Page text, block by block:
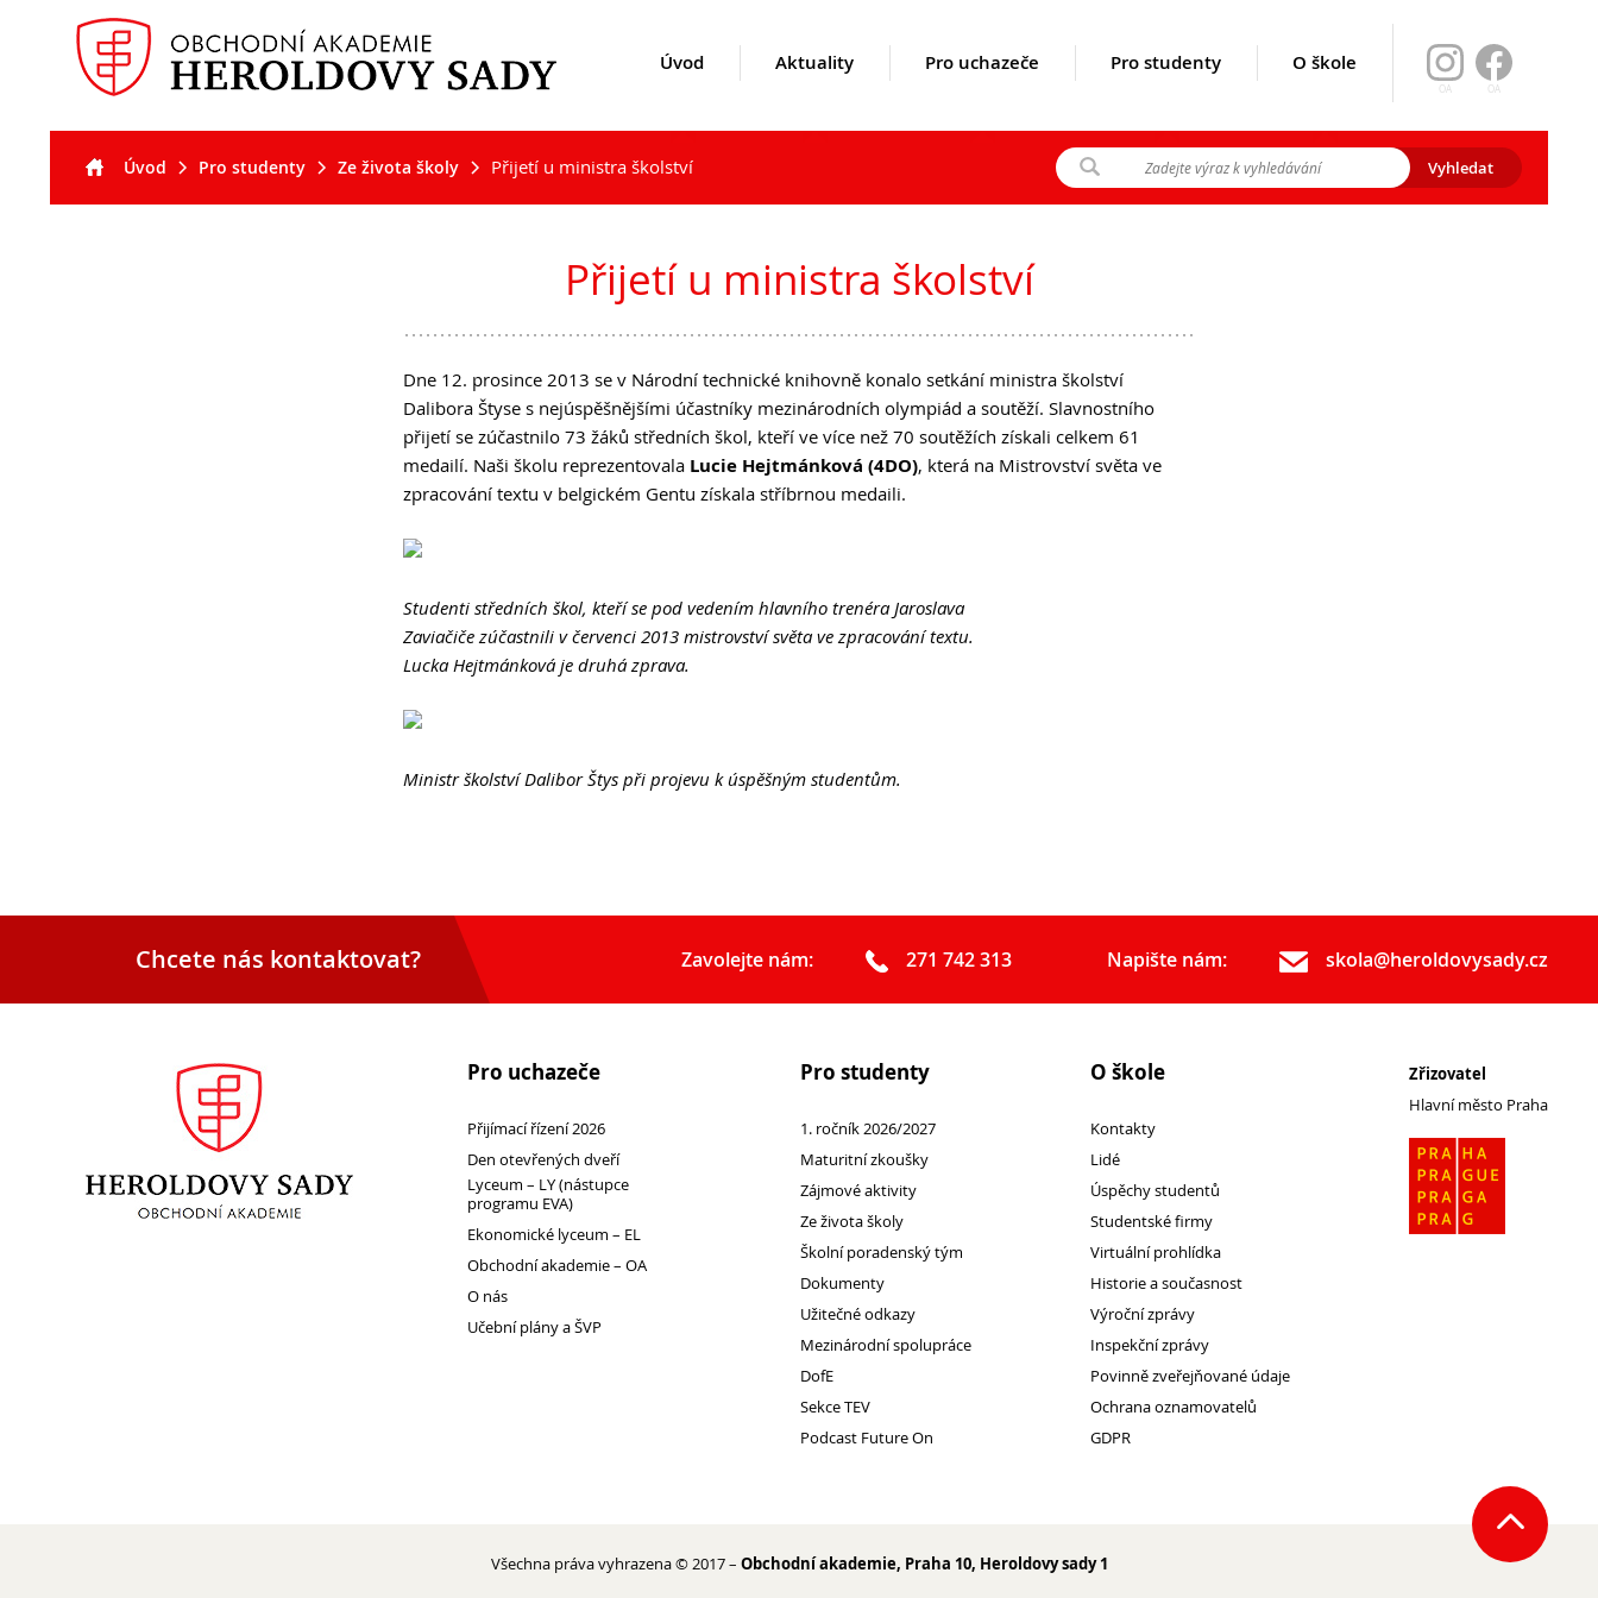
OA
OA
Úvod Aktuality
Aktuality
Opravné zkoušky a doklasifikace srpen
Pro uchazeče
Pro
Přijímací řízení 2026
Lyceum – LY (nástupce programu EVA)
O nás
Učební plány a ŠVP
Pro studenty
Pro
1. ročník 2026/2027
Zájmové aktivity
Dokumenty
Užitečné odkazy
Mezinárodní spolupráce
DofE
O škole
O škole
Kontakty
Úspěchy studentů
Historie a současnost
Výroční zprávy
Inspekční zprávy
Povinně zveřejňované údaje
Úvod Pro studenty Ze života školy Přijetí u ministra školství
Přijetí u ministra školství
Dne 12. prosince 2013 se v Národní technické knihovně konalo setkání ministra školství
Dalibora Štyse s nejúspěšnějšími účastníky mezinárodních olympiád a soutěží. Slavnostního
přijetí se zúčastnilo 73 žáků středních škol, kteří ve více než 70 soutěžích získali celkem 61
medailí. Naši školu reprezentovala Lucie Hejtmánková (4DO), která na Mistrovství světa ve
zpracování textu v belgickém Gentu získala stříbrnou medaili.
Studenti středních škol, kteří se pod vedením hlavního trenéra Jaroslava
Zaviačiče zúčastnili v červenci 2013 mistrovství světa ve zpracování textu.
Lucka Hejtmánková je druhá zprava.
Ministr školství Dalibor Štys při projevu k úspěšným studentům.
Chcete nás kontaktovat? Zavolejte nám: 271 742 313 Napište nám: skola@heroldovysady.cz
Pro uchazeče
Přijímací řízení 2026
Den otevřených dveří
Lyceum – LY (nástupce
programu EVA)
Ekonomické lyceum – EL
Obchodní akademie – OA
O nás
Učební plány a ŠVP
Pro studenty
1. ročník 2026/2027
Maturitní zkoušky
Zájmové aktivity
Ze života školy
Školní poradenský tým
Dokumenty
Užitečné odkazy
Mezinárodní spolupráce
DofE
Sekce TEV
Podcast Future On
O škole
Kontakty
Lidé
Úspěchy studentů
Studentské firmy
Virtuální prohlídka
Historie a současnost
Výroční zprávy
Inspekční zprávy
Povinně zveřejňované údaje
Ochrana oznamovatelů
GDPR
Zřizovatel
Hlavní město Praha
Všechna práva vyhrazena © 2017 – Obchodní akademie, Praha 10, Heroldovy sady 1